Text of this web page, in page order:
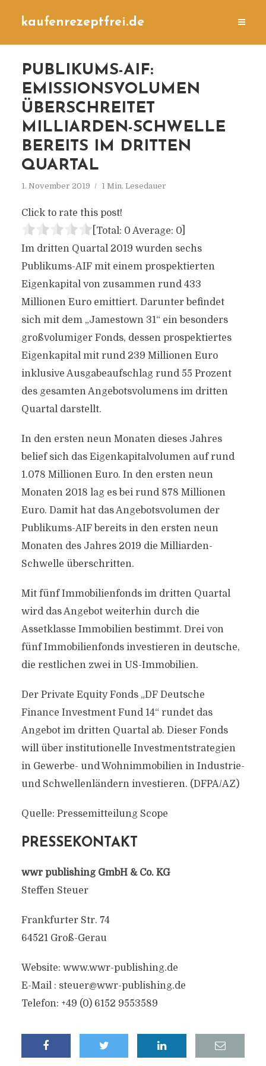
kaufenrezeptfrei.de
PUBLIKUMS-AIF:
EMISSIONSVOLUMEN
ÜBERSCHREITET
MILLIARDEN-SCHWELLE
BEREITS IM DRITTEN
QUARTAL
1. November 2019 1 Min. Lesedauer
Click to rate this post!
[Total: 0 Average: 0]
Im dritten Quartal 2019 wurden sechs
Publikums-AIF mit einem prospektierten
Eigenkapital von zusammen rund 433
Millionen Euro emittiert. Darunter befindet
sich mit dem „Jamestown 31“ ein besonders
großvolumiger Fonds, dessen prospektiertes
Eigenkapital mit rund 239 Millionen Euro
inklusive Ausgabeaufschlag rund 55 Prozent
des gesamten Angebotsvolumens im dritten
Quartal darstellt.
In den ersten neun Monaten dieses Jahres
belief sich das Eigenkapitalvolumen auf rund
1.078 Millionen Euro. In den ersten neun
Monaten 2018 lag es bei rund 878 Millionen
Euro. Damit hat das Angebotsvolumen der
Publikums-AIF bereits in den ersten neun
Monaten des Jahres 2019 die Milliarden-
Schwelle überschritten.
Mit fünf Immobilienfonds im dritten Quartal
wird das Angebot weiterhin durch die
Assetklasse Immobilien bestimmt. Drei von
fünf Immobilienfonds investieren in deutsche,
die restlichen zwei in US-Immobilien.
Der Private Equity Fonds „DF Deutsche
Finance Investment Fund 14“ rundet das
Angebot im dritten Quartal ab. Dieser Fonds
will über institutionelle Investmentstrategien
in Gewerbe- und Wohnimmobilien in Industrie-
und Schwellenländern investieren. (DFPA/AZ)
Quelle: Pressemitteilung Scope
PRESSEKONTAKT
wwr publishing GmbH & Co. KG
Steffen Steuer
Frankfurter Str. 74
64521 Groß-Gerau
Website: www.wwr-publishing.de
E-Mail : steuer@wwr-publishing.de
Telefon: +49 (0) 6152 9553589